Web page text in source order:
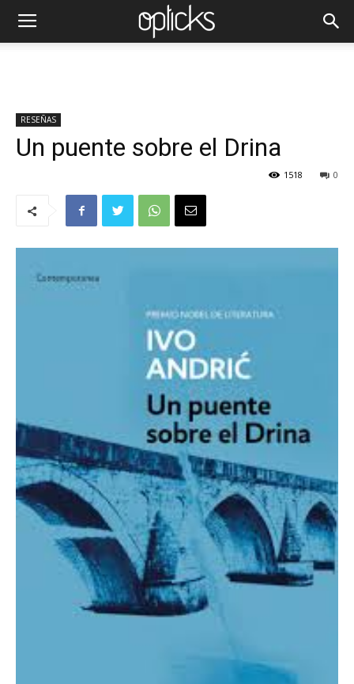
RESEÑAS
Un puente sobre el Drina
0
1518